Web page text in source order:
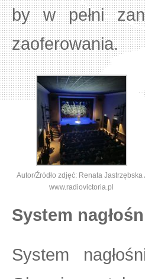
by w pełni
zaoferowania.
Autor/Źródło zdjęć: Renata Jastrzębska
www.radiovictoria.pl
System
System